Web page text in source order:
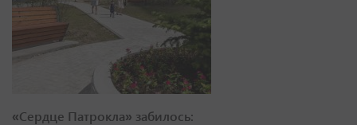
«Сердце Патрокла» забилось: